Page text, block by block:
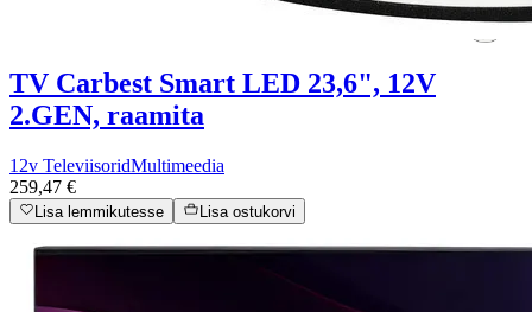
TV Carbest Smart LED 23,6", 12V
2.GEN, raamita
12v TeleviisoridMultimeedia
259,47 €
Lisa lemmikutesse Lisa ostukorvi